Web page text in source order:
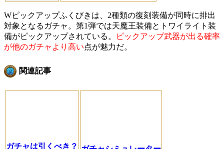
Wピックアップふくびきは、2種類の復刻装備が同時に排出
対象となるガチャ。第1弾では天魔王装備とトワイライト装
備がピックアップされている。
ピックアップ武器が出る確率
が他のガチャより高い点が魅力だ。
関連記事
ガチャは引くべき？